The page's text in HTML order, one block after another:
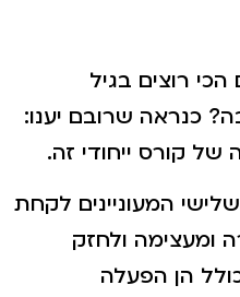
רוצים בגיל
כנראה שרובם יענו:
של קורס ייחודי זה.
המעוניינים לקחת
ומעצימה ולחזק
הן הפעלה